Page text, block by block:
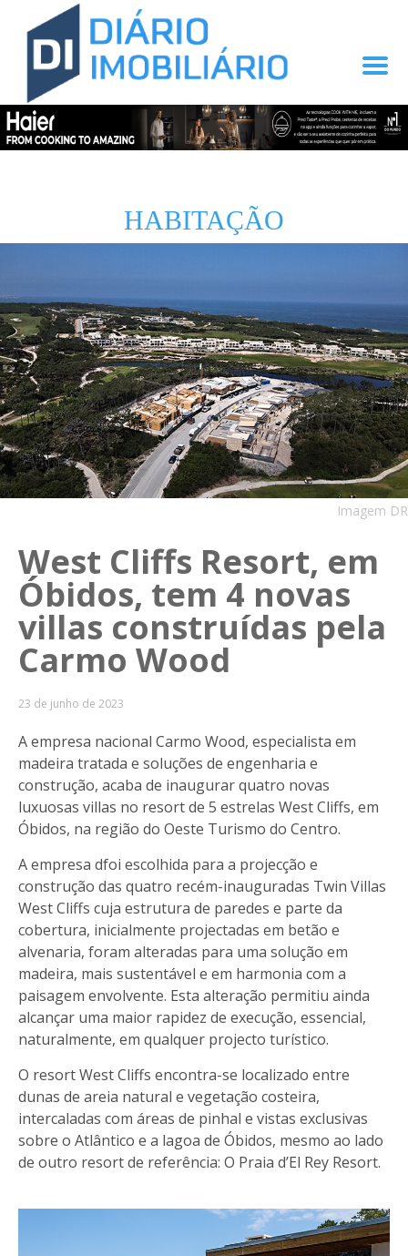
HABITAÇÃO
Imagem DR
West Cliffs Resort, em
Óbidos, tem 4 novas
villas construídas pela
Carmo Wood
23 de junho de 2023
A empresa nacional Carmo Wood, especialista em
madeira tratada e soluções de engenharia e
construção, acaba de inaugurar quatro novas
luxuosas villas no resort de 5 estrelas West Cliffs, em
Óbidos, na região do Oeste Turismo do Centro.
A empresa dfoi escolhida para a projecção e
construção das quatro recém-inauguradas Twin Villas
West Cliffs cuja estrutura de paredes e parte da
cobertura, inicialmente projectadas em betão e
alvenaria, foram alteradas para uma solução em
madeira, mais sustentável e em harmonia com a
paisagem envolvente. Esta alteração permitiu ainda
alcançar uma maior rapidez de execução, essencial,
naturalmente, em qualquer projecto turístico.
O resort West Cliffs encontra-se localizado entre
dunas de areia natural e vegetação costeira,
intercaladas com áreas de pinhal e vistas exclusivas
sobre o Atlântico e a lagoa de Óbidos, mesmo ao lado
de outro resort de referência: O Praia d’El Rey Resort.